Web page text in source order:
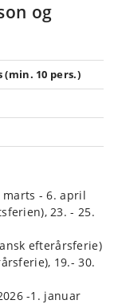
og
(min. 10 pers.)
- 6. april
23. - 25.
efterårsferie)
19.- 30.
-1. januar